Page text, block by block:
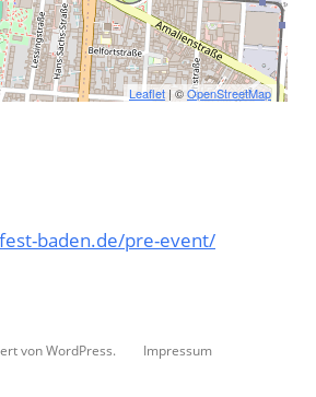
Leaflet | ©OpenStreetMap
baden.de/pre-event/
von WordPress. Impressum